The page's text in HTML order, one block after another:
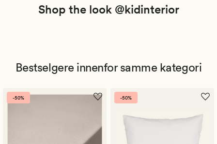
Shop the look @kidinterior
Bestselgere innenfor samme kategori
-50% -50%